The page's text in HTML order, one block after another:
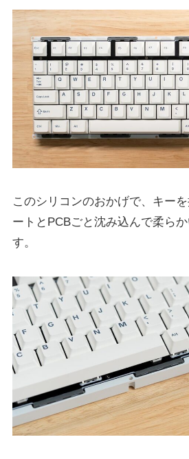
このシリコンのおかげで、キー
ートとPCBごと沈み込んで柔ら
す。